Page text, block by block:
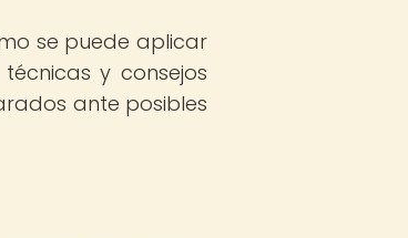
se puede aplicar
y consejos
ante posibles